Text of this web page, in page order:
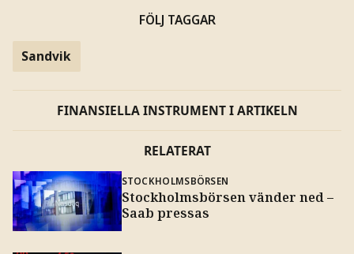
FÖLJ TAGGAR
Sandvik
FINANSIELLA INSTRUMENT I ARTIKELN
RELATERAT
STOCKHOLMSBÖRSEN
Stockholmsbörsen vänder ned –
Saab pressas